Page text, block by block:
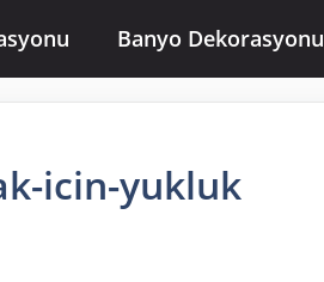
Banyo Dekorasyonu
icin-yukluk